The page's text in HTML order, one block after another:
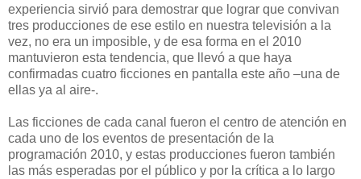
experiencia sirvió para demostrar que lograr que convivan
tres producciones de ese estilo en nuestra televisión a la
vez, no era un imposible, y de esa forma en el 2010
mantuvieron esta tendencia, que llevó a que haya
confirmadas cuatro ficciones en pantalla este año –una de
ellas ya al aire-.
Las ficciones de cada canal fueron el centro de atención en
cada uno de los eventos de presentación de la
programación 2010, y estas producciones fueron también
las más esperadas por el público y por la crítica a lo largo